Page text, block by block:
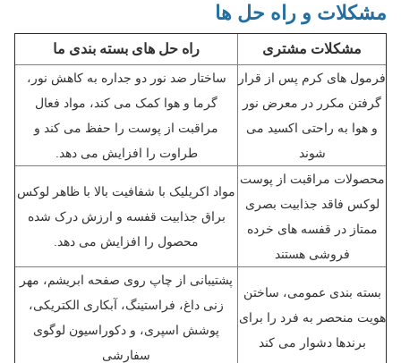
مشکلات و راه حل ها
مشکلات مشتری راه حل های بسته بندی ما
فرمول های کرم پس از قرار
گرفتن مکرر در معرض نور
و هوا به راحتی اکسید می
شوند
ساختار ضد نور دو جداره به کاهش نور،
گرما و هوا کمک می کند، مواد فعال
مراقبت از پوست را حفظ می کند و
طراوت را افزایش می دهد.
محصولات مراقبت از پوست
لوکس فاقد جذابیت بصری
ممتاز در قفسه های خرده
فروشی هستند
مواد اکریلیک با شفافیت بالا با ظاهر لوکس
براق جذابیت قفسه و ارزش درک شده
محصول را افزایش می دهد.
بسته بندی عمومی، ساختن
هویت منحصر به فرد را برای
برندها دشوار می کند
پشتیبانی از چاپ روی صفحه ابریشم، مهر
زنی داغ، فراستینگ، آبکاری الکتریکی،
پوشش اسپری، و دکوراسیون لوگوی
سفارشی